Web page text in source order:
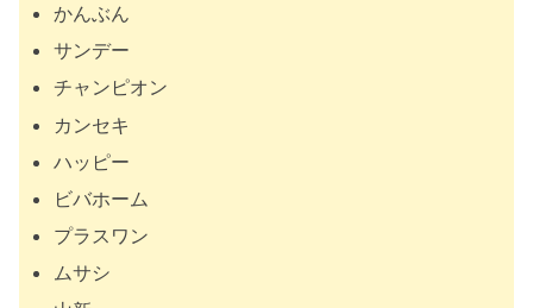
かんぶん
サンデー
チャンピオン
カンセキ
ハッピー
ビバホーム
プラスワン
ムサシ